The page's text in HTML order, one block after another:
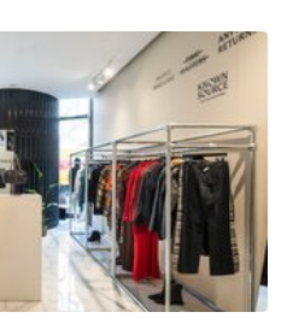
Office Shop Share